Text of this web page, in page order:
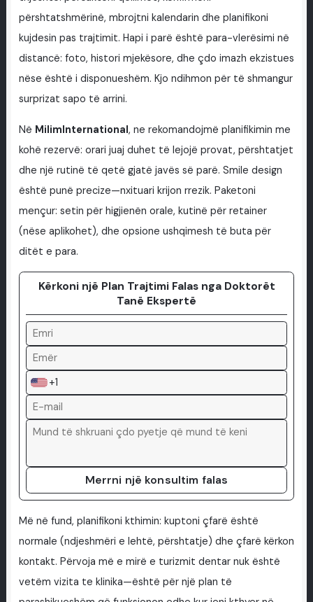
përshtatshmërinë, mbrojtni kalendarin dhe planifikoni
kujdesin pas trajtimit. Hapi i parë është para-vlerësimi në
distancë: foto, histori mjekësore, dhe çdo imazh ekzistues
nëse është i disponueshëm. Kjo ndihmon për të shmangur
surprizat sapo të arrini.
Në MilimInternational, ne rekomandojmë planifikimin me
kohë rezervë: orari juaj duhet të lejojë provat, përshtatjet
dhe një rutinë të qetë gjatë javës së parë. Smile design
është punë precize—nxituari krijon rrezik. Paketoni
mençur: setin për higjienën orale, kutinë për retainer
(nëse aplikohet), dhe opsione ushqimesh të buta për
ditët e para.
Kërkoni një Plan Trajtimi Falas nga Doktorët
Tanë Ekspertë
+1
Merrni një konsultim falas
Më në fund, planifikoni kthimin: kuptoni çfarë është
normale (ndjeshmëri e lehtë, përshtatje) dhe çfarë kërkon
kontakt. Përvoja më e mirë e turizmit dentar nuk është
vetëm vizita te klinika—është për një plan të